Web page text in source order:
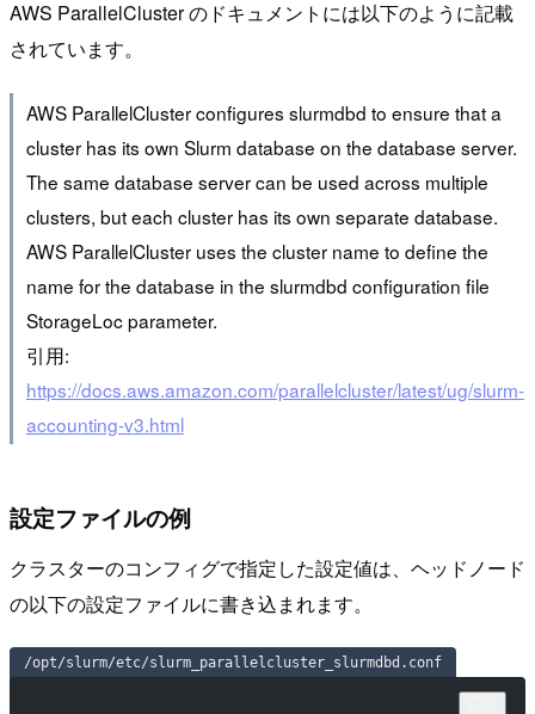
AWS ParallelCluster のドキュメントには以下のように記載
されています。
AWS ParallelCluster configures slurmdbd to ensure that a
cluster has its own Slurm database on the database server.
The same database server can be used across multiple
clusters, but each cluster has its own separate database.
AWS ParallelCluster uses the cluster name to define the
name for the database in the slurmdbd configuration file
StorageLoc parameter.
引用:
https://docs.aws.amazon.com/parallelcluster/latest/ug/slurm-
accounting-v3.html
設定ファイルの例
クラスターのコンフィグで指定した設定値は、ヘッドノード
の以下の設定ファイルに書き込まれます。
/opt/slurm/etc/slurm_parallelcluster_slurmdbd.conf